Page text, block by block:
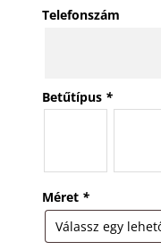
Telefonszám
Betűtípus *
Méret *